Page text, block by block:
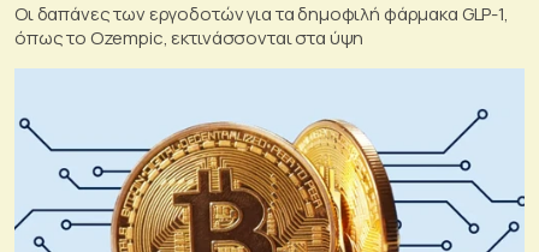
Οι δαπάνες των εργοδοτών για τα δημοφιλή φάρμακα GLP-1,
όπως το Ozempic, εκτινάσσονται στα ύψη